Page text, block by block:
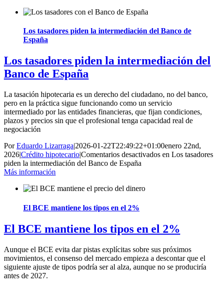
Los tasadores piden la intermediación del Banco de
España
Los tasadores piden la intermediación del
Banco de España
La tasación hipotecaria es un derecho del ciudadano, no del banco,
pero en la práctica sigue funcionando como un servicio
intermediado por las entidades financieras, que fijan condiciones,
plazos y precios sin que el profesional tenga capacidad real de
negociación
PorEduardo Lizarraga|2026-01-22T22:49:22+01:00enero 22nd,
2026|Crédito hipotecario|Comentarios desactivados en Los tasadores
piden la intermediación del Banco de España
Más información
El BCE mantiene los tipos en el 2%
El BCE mantiene los tipos en el 2%
Aunque el BCE evita dar pistas explícitas sobre sus próximos
movimientos, el consenso del mercado empieza a descontar que el
siguiente ajuste de tipos podría ser al alza, aunque no se produciría
antes de 2027.